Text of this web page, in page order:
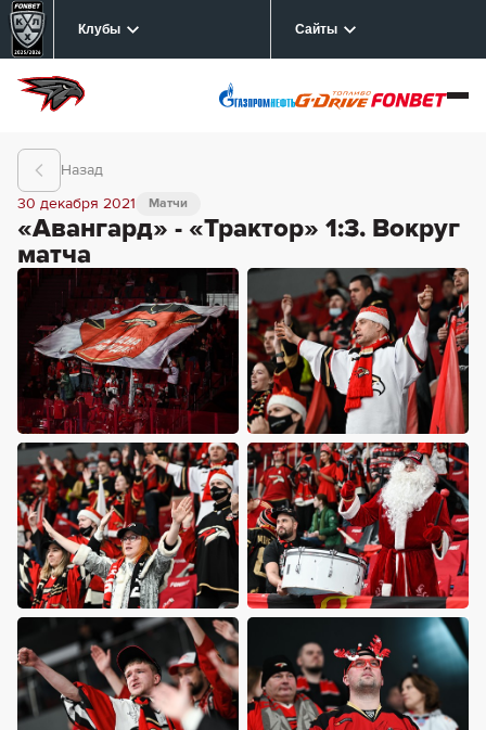
Клубы Сайты
Назад
«Авангард» - «Трактор» 1:3. Вокруг
матча
Матчи
30 декабря 2021